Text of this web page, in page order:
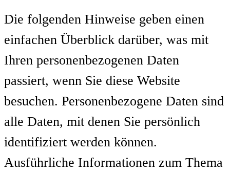
Die folgenden Hinweise geben einen
einfachen Überblick darüber, was mit
Ihren personenbezogenen Daten
passiert, wenn Sie diese Website
besuchen. Personenbezogene Daten sind
alle Daten, mit denen Sie persönlich
identifiziert werden können.
Ausführliche Informationen zum Thema